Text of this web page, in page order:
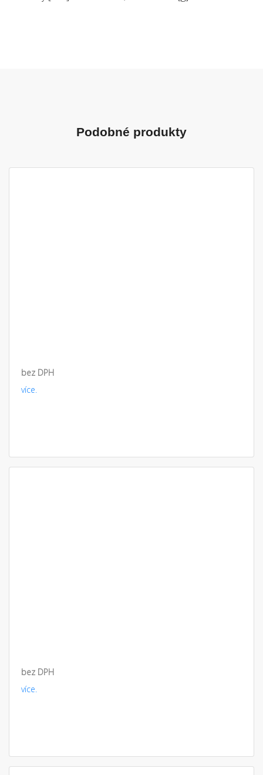
Podobné produkty
bez DPH
více.
bez DPH
více.